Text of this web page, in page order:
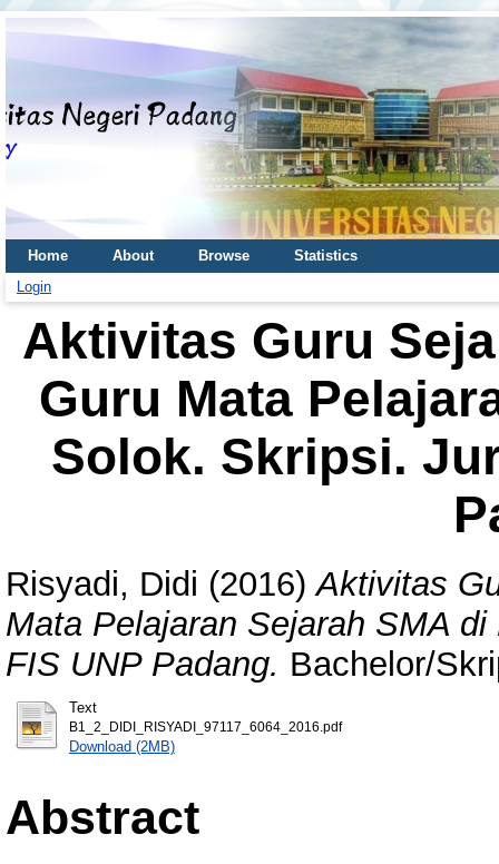
Home About Browse
Statistics
Login
Aktivitas Guru
Guru Mata
Solok. Skripsi.
Risyadi, Didi (2016)Aktivitas
Mata Pelajaran Sejarah SMA
FIS UNP Padang. Bachelor/
Text
B1_2_DIDI_RISYADI_97117_6064_2016.pdf
Download (2MB)
Abstract